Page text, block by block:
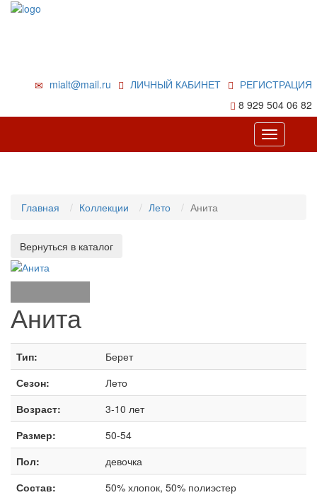
РЕГИСТРАЦИЯ
ЛИЧНЫЙ КАБИНЕТ
mialt@mail.ru
8 929 504 06 82
Toggle
navigation
Главная Коллекции Лето Анита
Анита
Тип:
Берет
Сезон:
Лето
Возраст:
3-10 лет
Размер:
50-54
Пол:
девочка
Состав:
50% хлопок, 50% полиэстер